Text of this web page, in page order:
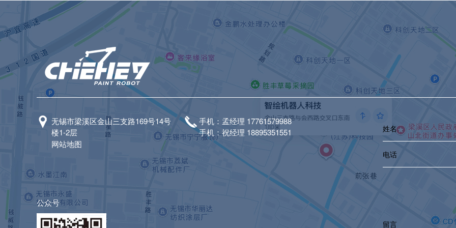
无锡市梁溪区金山三支路169号14号
楼1-2层
手机：孟经理 17761579988
手机：祝经理 18895351551
网站地图
公众号